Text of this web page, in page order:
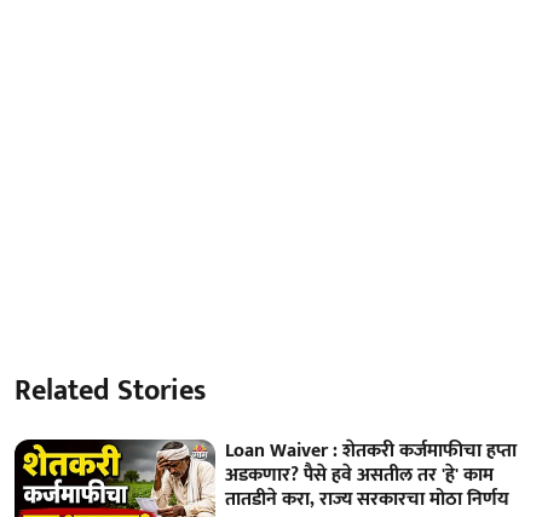
Related Stories
Loan Waiver : शेतकरी कर्जमाफीचा हप्ता
अडकणार? पैसे हवे असतील तर 'हे' काम
तातडीने करा, राज्य सरकारचा मोठा निर्णय